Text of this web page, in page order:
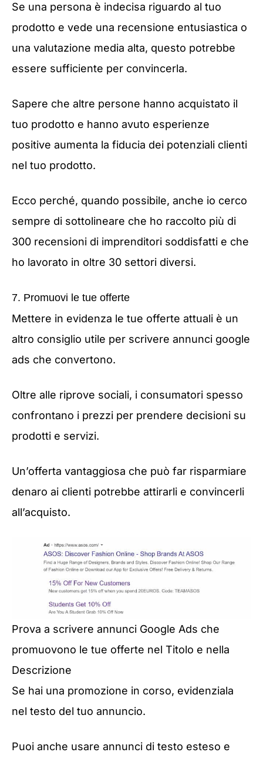
Se una persona è indecisa riguardo al tuo
prodotto e vede una recensione entusiastica o
una valutazione media alta, questo potrebbe
essere sufficiente per convincerla.
Sapere che altre persone hanno acquistato il
tuo prodotto e hanno avuto esperienze
positive aumenta la fiducia dei potenziali clienti
nel tuo prodotto.
Ecco perché, quando possibile, anche io cerco
sempre di sottolineare che ho raccolto più di
300 recensioni di imprenditori soddisfatti e che
ho lavorato in oltre 30 settori diversi.
7. Promuovi le tue offerte
Mettere in evidenza le tue offerte attuali è un
altro consiglio utile per scrivere annunci google
ads che convertono.
Oltre alle riprove sociali, i consumatori spesso
confrontano i prezzi per prendere decisioni su
prodotti e servizi.
Un’offerta vantaggiosa che può far risparmiare
denaro ai clienti potrebbe attirarli e convincerli
all’acquisto.
Prova a scrivere annunci Google Ads che
promuovono le tue offerte nel Titolo e nella
Descrizione
Se hai una promozione in corso, evidenziala
nel testo del tuo annuncio.
Puoi anche usare annunci di testo esteso e